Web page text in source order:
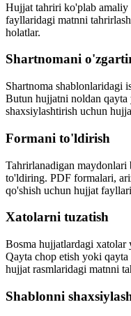
Hujjat tahriri ko'plab
fayllaridagi matnni
holatlar.
Shartnomani
Shartnoma shablonlaridagi
Butun hujjatni noldan qayta
shaxsiylashtirish uchun
Formani to'ldirish
Tahrirlanadigan maydonlari
to'ldiring. PDF formalari,
qo'shish uchun hujjat
Xatolarni tuzatish
Bosma hujjatlardagi
Qayta chop etish yoki
hujjat rasmlaridagi matnni
Shablonni